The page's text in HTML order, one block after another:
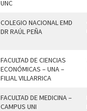
UNC
COLEGIO NACIONAL EMD
DR RAÚL PEÑA
FACULTAD DE CIENCIAS
ECONÓMICAS – UNA –
FILIAL VILLARRICA
FACULTAD DE MEDICINA –
CAMPUS UNI